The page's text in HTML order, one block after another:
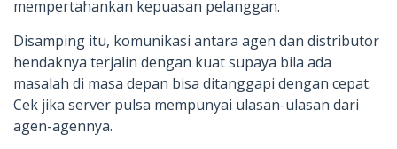
mempertahankan kepuasan pelanggan.
Disamping itu, komunikasi antara agen dan distributor
hendaknya terjalin dengan kuat supaya bila ada
masalah di masa depan bisa ditanggapi dengan cepat.
Cek jika server pulsa mempunyai ulasan-ulasan dari
agen-agennya.